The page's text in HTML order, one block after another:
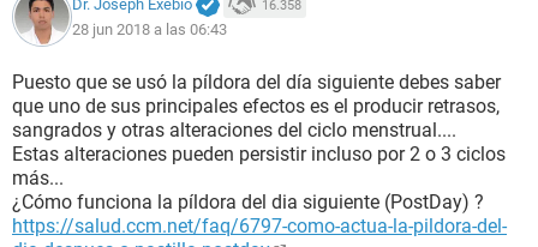
Dr. Joseph Exebio 16.358
28 jun 2018 a las 06:43
Puesto que se usó la píldora del día siguiente debes saber
que uno de sus principales efectos es el producir retrasos,
sangrados y otras alteraciones del ciclo menstrual....
Estas alteraciones pueden persistir incluso por 2 o 3 ciclos
más...
¿Cómo funciona la píldora del dia siguiente (PostDay) ?
https://salud.ccm.net/faq/6797-como-actua-la-pildora-del-